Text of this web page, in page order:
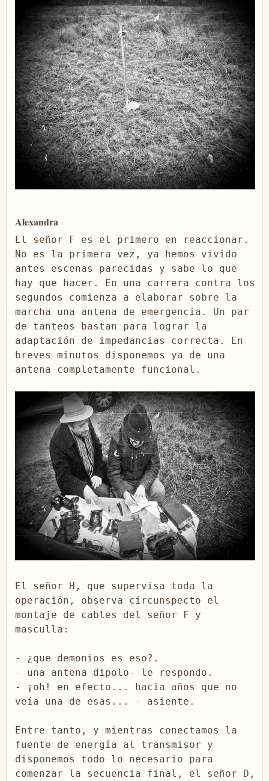
Alexandra
El señor F es el primero en reaccionar.
No es la primera vez, ya hemos vivido
antes escenas parecidas y sabe lo que
hay que hacer. En una carrera contra los
segundos comienza a elaborar sobre la
marcha una antena de emergencia. Un par
de tanteos bastan para lograr la
adaptación de impedancias correcta. En
breves minutos disponemos ya de una
antena completamente funcional.
El señor H, que supervisa toda la
operación, observa circunspecto el
montaje de cables del señor F y
masculla:
- ¿que demonios es eso?.
- una antena dipolo- le respondo.
- ¡oh! en efecto... hacia años que no
veía una de esas... - asiente.
Entre tanto, y mientras conectamos la
fuente de energía al transmisor y
disponemos todo lo necesario para
comenzar la secuencia final, el señor D,